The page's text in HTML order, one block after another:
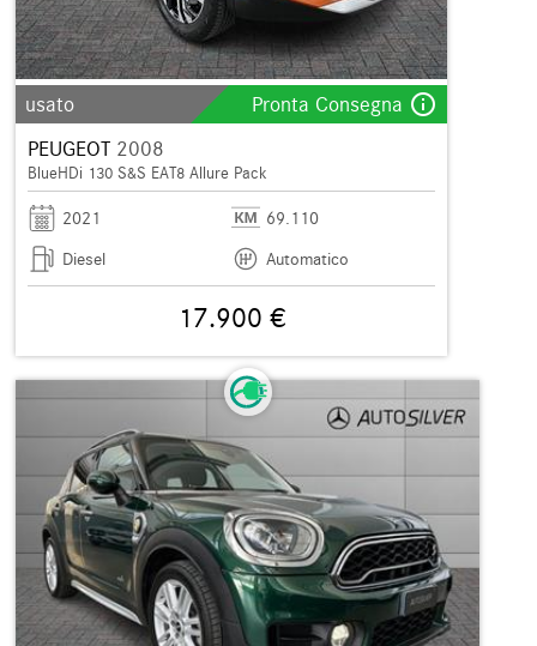
usato Pronta Consegna info_outline
PEUGEOT 2008
BlueHDi 130 S&S EAT8 Allure Pack
2021
69.110
Diesel
Automatico
17.900 €